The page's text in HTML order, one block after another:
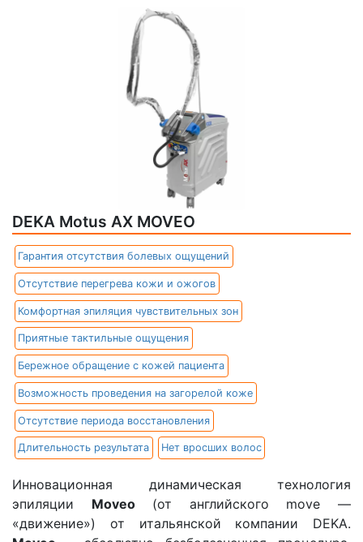
DEKA Motus AX MOVEO
Гарантия отсутствия болевых ощущений
Отсутствие перегрева кожи и ожогов
Комфортная эпиляция чувствительных зон
Приятные тактильные ощущения
Бережное обращение с кожей пациента
Возможность проведения на загорелой коже
Отсутствие периода восстановления
Длительность результата Нет вросших волос
Инновационная динамическая технология
эпиляции Moveo(от английского move —
«движение») от итальянской компании DEKA.